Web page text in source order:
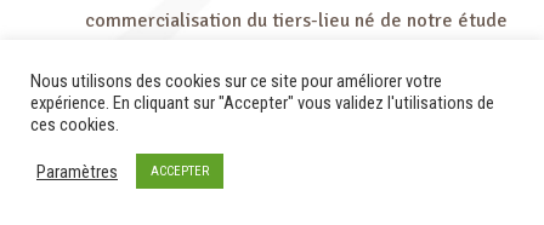
commercialisation du tiers-lieu né de notre étude
Nous utilisons des cookies sur ce site pour améliorer votre
expérience. En cliquant sur "Accepter" vous validez l'utilisations de
ces cookies.
Paramètres ACCEPTER